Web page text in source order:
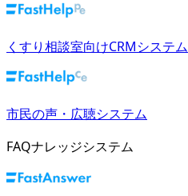
くすり相談室向けCRMシステム
市民の声・広聴システム
FAQナレッジシステム